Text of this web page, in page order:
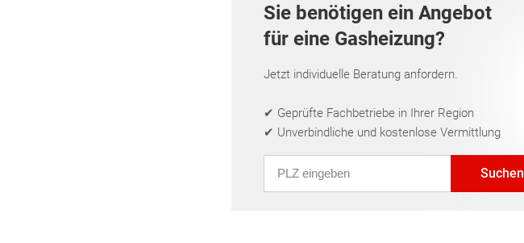
Sie benötigen ein Angebot
für eine Gasheizung?
Jetzt individuelle Beratung anfordern.
✔ Geprüfte Fachbetriebe in Ihrer Region
✔ Unverbindliche und kostenlose Vermittlung
Suchen